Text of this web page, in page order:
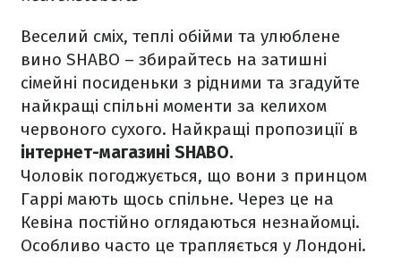
Веселий сміх, теплі обійми та улюблене
вино SHABO – збирайтесь на затишні
сімейні посиденьки з рідними та згадуйте
найкращі спільні моменти за келихом
червоного сухого. Найкращі пропозиції в
інтернет-магазині SHABO.
Чоловік погоджується, що вони з принцом
Гаррі мають щось спільне. Через це на
Кевіна постійно оглядаються незнайомці.
Особливо часто це трапляється у Лондоні.